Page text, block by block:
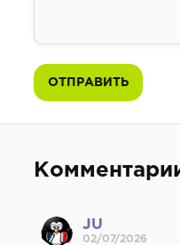
ОТПРАВИТЬ
JU
02/07/2026